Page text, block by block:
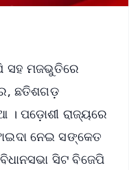
ସହ ମଜଭୁତିରେ
ଛତିଶଗଡ଼
। ପଡ଼ୋଶୀ ରାଜ୍ୟରେ
ନେଇ ସଙ୍କେତ
ସିଟ ବିଜେପି